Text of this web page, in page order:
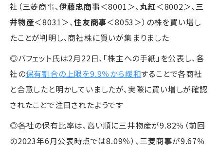
社（三菱商事、伊藤忠商事＜8001＞、丸紅＜8002＞、三
井物産＜8031＞、住友商事＜8053＞）の株を買い増し
たことが判明し、商社株に買いが集まりました
◎バフェット氏は2月22日、「株主への手紙」を公表し、各
社の保有割合の上限を9.9％から緩和することで各商社
と合意したと明かしていましたが、実際に買い増しが確認
されたことで注目されたようです
◎各社の保有比率は、高い順に三井物産が9.82％（前回
の2023年6月公表時点では8.09％）、三菱商事が9.67％